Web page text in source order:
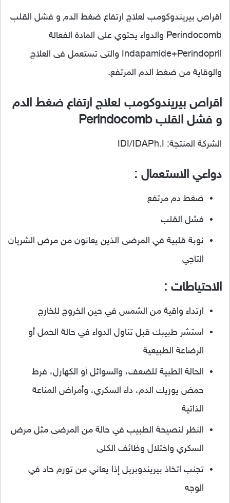
اقراص بيريندوكومب لعلاج ارتفاع ضغط الدم و فشل القلب
Perindocomb والدواء يحتوي على المادة الفعالة
Indapamide+Perindopril والتى تستعمل فى العلاج
والوقاية من ضغط الدم المرتفع.
اقراص بيريندوكومب لعلاج ارتفاع ضغط الدم
و فشل القلب Perindocomb
الشركة المنتجة: IDI/IDAPh.I
دواعي الاستعمال :
ضغط دم مرتفع
فشل القلب
نوبة قلبية في المرضى الذين يعانون من مرض الشريان
التاجي
الاحتياطات :
ارتداء واقية من الشمس في حين الخروج للخارج
استشر طبيبك قبل تناول الدواء في حالة الحمل أو
الرضاعة الطبيعية
الحالة الطبية للضعف، والسوائل أو الكهارل، فرط
حمض يوريك الدم، داء السكري، وأمراض المناعة
الذاتية
النظر لنصيحة الطبيب في حالة من المرضى مثل مرض
السكري واختلال وظائف الكلى
تجنب اتخاذ بيريندوبريل إذا يعاني من تورم حاد في
الوجه